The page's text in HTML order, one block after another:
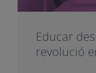
Educar
revolució